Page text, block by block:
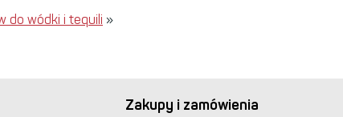
do wódki i tequili »
Zakupy i zamówienia